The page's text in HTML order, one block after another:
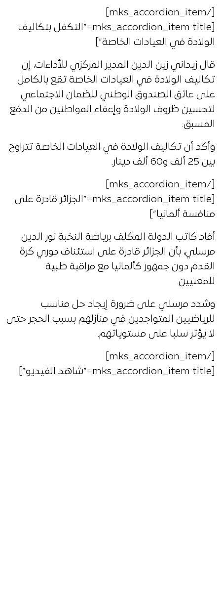
[/mks_accordion_item]
[mks_accordion_item title=”التكفل بتكاليف
الولادة في العيادات الخاصة”]
قال زيداني زين الدين المدير المركزي للأداءات، إن
تكاليف الولادة في العيادات الخاصة تقع بالكامل
على عاتق الصندوق الوطني للضمان الاجتماعي
لتحسين ظروف الولادة وإعفاء المواطنين من الدفع
المسبق.
وأكد أن تكاليف الولادة في العيادات الخاصة تتراوح
بين 25 ألف و60 ألف دينار.
[/mks_accordion_item]
[mks_accordion_item title=”الجزائر قادرة على
منافسة ألمانيا”]
أفاد كاتب الدولة المكلف برياضة النخبة نور الدين
مرسلي، بأن الجزائر قادرة على استئناف دوري كرة
القدم دون جمهور كألمانيا مع مراقبة طبية
للمعنيين.
وشدد مرسلي على ضرورة إيجاد حل مناسب
للرياضيين المتواجدين في منازلهم بسبب الحجر حتى
لا يؤثر سلبا على مستوياتهم.
[/mks_accordion_item]